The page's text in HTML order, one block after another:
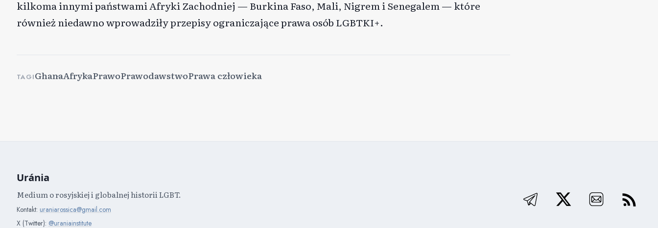
kilkoma innymi państwami Afryki Zachodniej — Burkina Faso, Mali, Nigrem i Senegalem — które
również niedawno wprowadziły przepisy ograniczające prawa osób LGBTKI+.
TAGIGhanaAfrykaPrawoPrawodawstwoPrawa człowieka
Uránia
Medium o rosyjskiej i globalnej historii LGBT.
Kontakt: uraniarossica@gmail.com
X (Twitter): @uraniainstitute